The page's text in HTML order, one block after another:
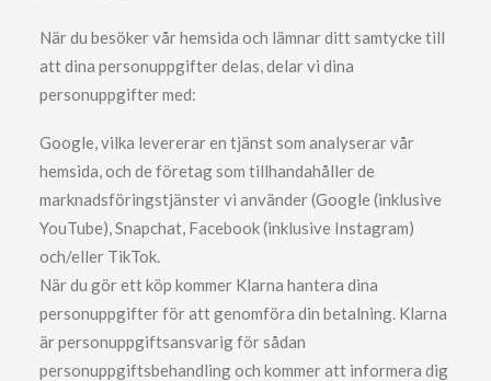
När du besöker vår hemsida och lämnar ditt samtycke till
att dina personuppgifter delas, delar vi dina
personuppgifter med:
Google, vilka levererar en tjänst som analyserar vår
hemsida, och de företag som tillhandahåller de
marknadsföringstjänster vi använder (Google (inklusive
YouTube), Snapchat, Facebook (inklusive Instagram)
och/eller TikTok.
När du gör ett köp kommer Klarna hantera dina
personuppgifter för att genomföra din betalning. Klarna
är personuppgiftsansvarig för sådan
personuppgiftsbehandling och kommer att informera dig